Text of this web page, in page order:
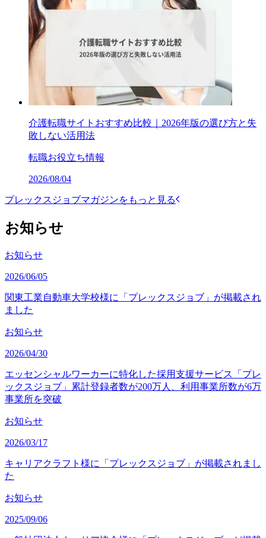
介護転職サイトおすすめ比較｜2026年版の選び方と失
敗しない活用法
転職お役立ち情報
2026/08/04
プレックスジョブマガジンをもっと見る
お知らせ
お知らせ
2026/06/05
関東工業自動車大学校様に「プレックスジョブ」が掲載され
ました
お知らせ
2026/04/30
エッセンシャルワーカーに特化した採用支援サービス「プレ
ックスジョブ」累計登録者数が200万人、利用事業所数が6万
事業所を突破
お知らせ
2026/03/17
キャリアクラフト様に「プレックスジョブ」が掲載されまし
た
お知らせ
2025/09/06